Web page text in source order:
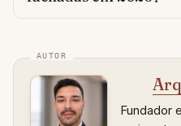
Fundador